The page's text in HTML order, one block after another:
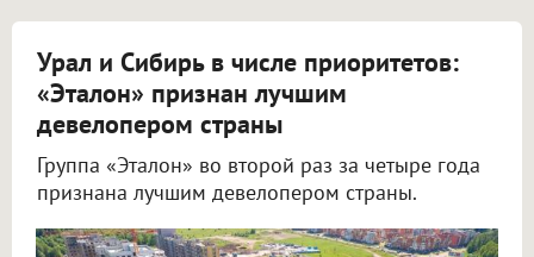
Урал и Сибирь в числе приоритетов:
«Эталон» признан лучшим
девелопером страны
Группа «Эталон» во второй раз за четыре года
признана лучшим девелопером страны.